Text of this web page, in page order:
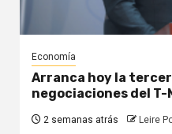
Economía
Arranca hoy la
negociaciones del T-
2 semanas atrás Leire